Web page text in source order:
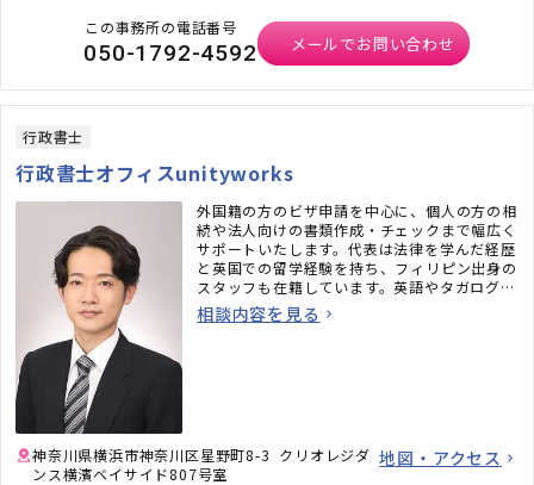
この事務所の電話番号
050-1792-4592 メールでお問い合わせ
行政書士
行政書士オフィスunityworks
外国籍の方のビザ申請を中心に、個人の方の相
続や法人向けの書類作成・チェックまで幅広く
サポートいたします。代表は法律を学んだ経歴
と英国での留学経験を持ち、フィリピン出身の
スタッフも在籍しています。英語やタガログ語
でも相談できる、親しみやすい行政書士オフィ
スですので、お気軽にご相談ください。
相談内容を見る
神奈川県横浜市神奈川区星野町8-3 クリオレジダ
ンス横濱ベイサイド807号室
地図・アクセス